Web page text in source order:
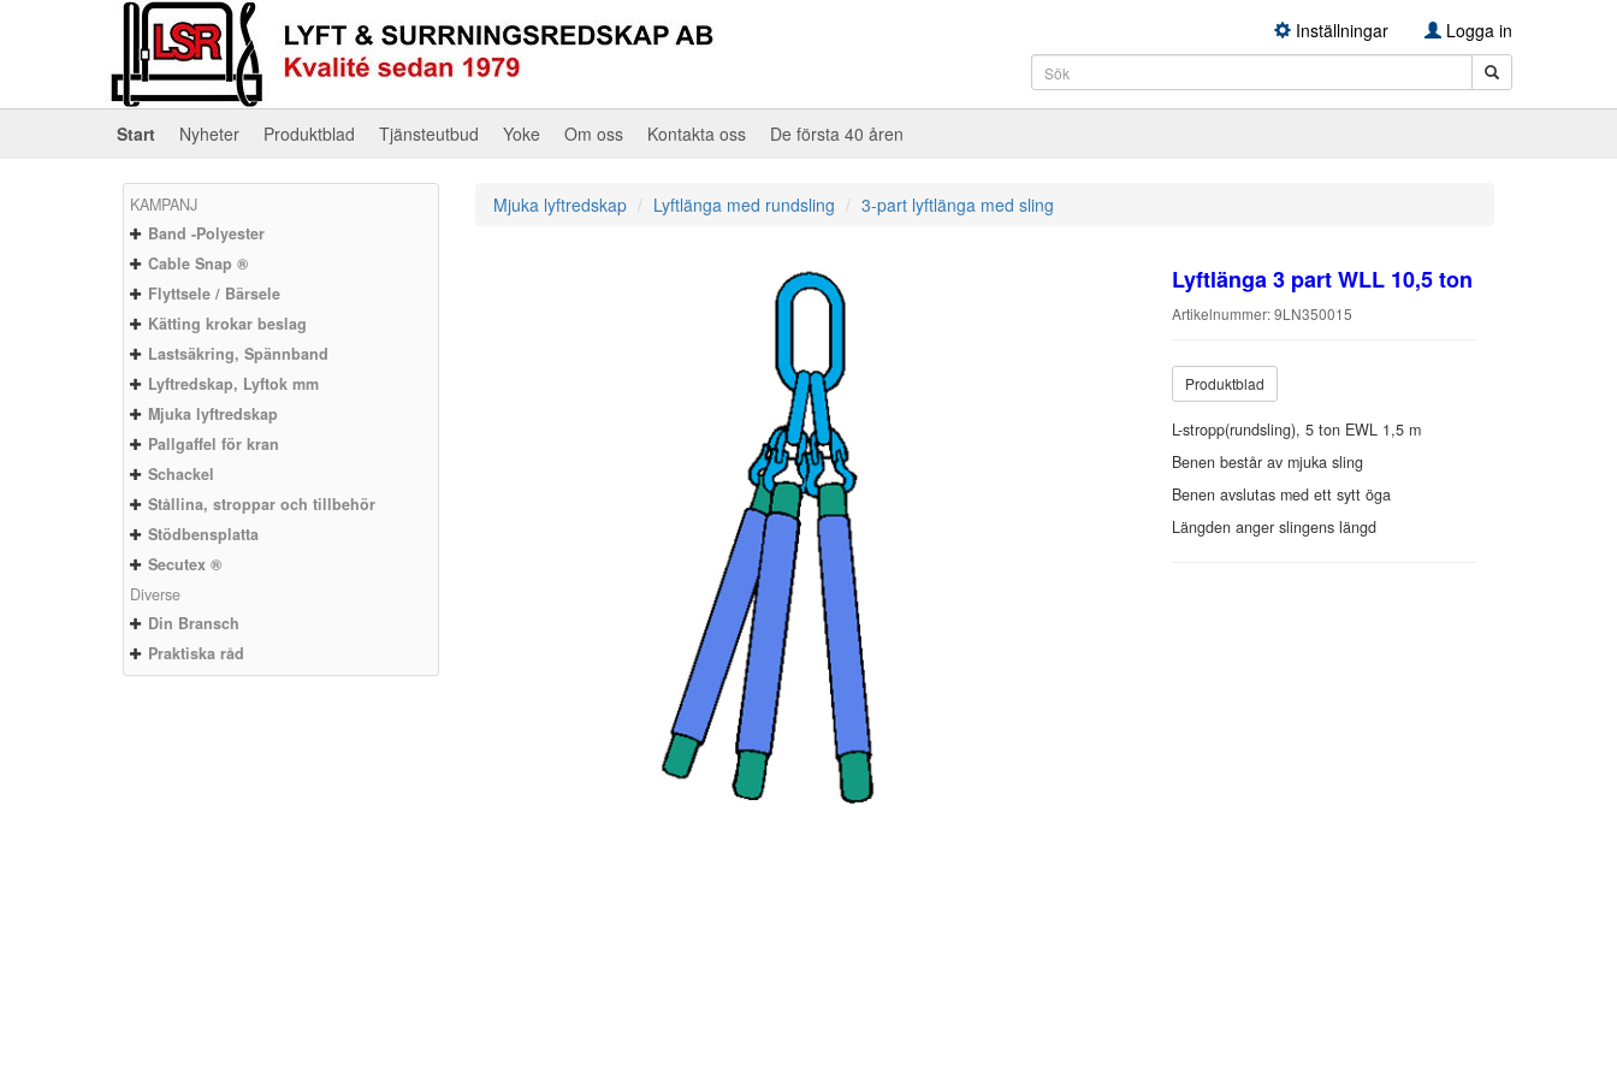
Inställningar Logga in
Start Nyheter Produktblad Tjänsteutbud Yoke Om oss Kontakta oss De första 40 åren
KAMPANJ
Band -Polyester
Cable Snap ®
Flyttsele / Bärsele
Kätting krokar beslag
Lastsäkring, Spännband
Lyftredskap, Lyftok mm
Mjuka lyftredskap
Pallgaffel för kran
Schackel
Stållina, stroppar och tillbehör
Stödbensplatta
Secutex ®
Diverse
Din Bransch
Praktiska råd
Mjuka lyftredskap Lyftlänga med rundsling 3-part lyftlänga med sling
Lyftlänga 3 part WLL 10,5 ton
Artikelnummer: 9LN350015
Produktblad
L-stropp(rundsling), 5 ton EWL 1,5 m
Benen består av mjuka sling
Benen avslutas med ett sytt öga
Längden anger slingens längd